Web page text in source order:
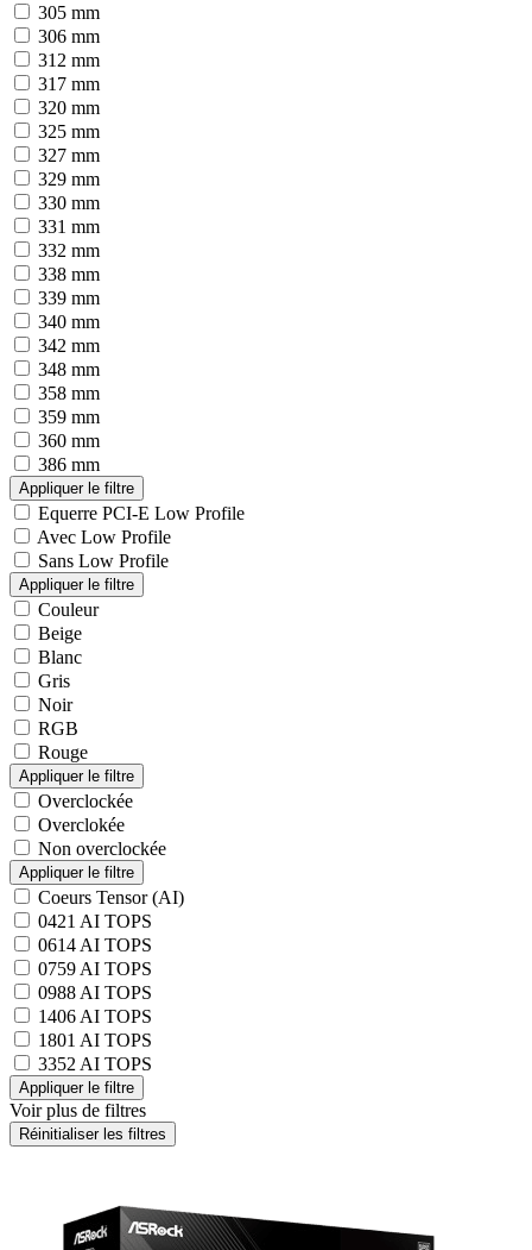
305 mm
306 mm
312 mm
317 mm
320 mm
325 mm
327 mm
329 mm
330 mm
331 mm
332 mm
338 mm
339 mm
340 mm
342 mm
348 mm
358 mm
359 mm
360 mm
386 mm
Equerre PCI-E Low Profile
Avec Low Profile
Sans Low Profile
Couleur
Beige
Blanc
Gris
Noir
RGB
Rouge
Overclockée
Overclokée
Non overclockée
Coeurs Tensor (AI)
0421 AI TOPS
0614 AI TOPS
0759 AI TOPS
0988 AI TOPS
1406 AI TOPS
1801 AI TOPS
3352 AI TOPS
Voir plus de filtres